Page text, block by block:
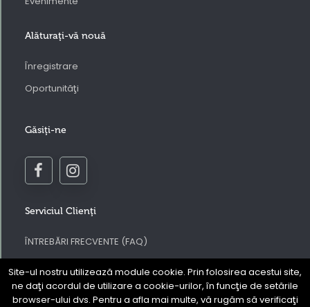
Site-ul nostru utilizează module cookie. Prin folosirea acestui site,
ne daţi acordul de utilizare a cookie-urilor, în funcţie de setările
browser-ului dvs. Pentru a afla mai multe, vă rugăm să verificaţi
Alăturaţi-vă nouă
Înregistrare
Oportunităţi
Găsiţi-ne
Serviciul Clienţi
ÎNTREBĂRI FRECVENTE (FAQ)
Regulamentul site-ului web Prouve